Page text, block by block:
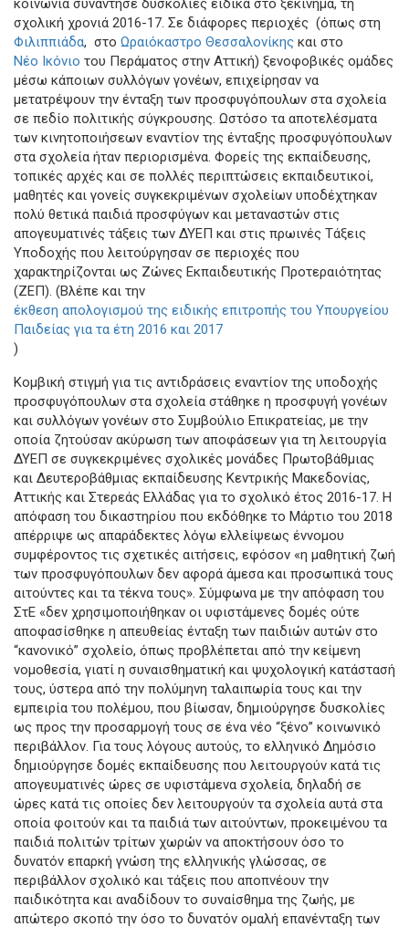
κοινωνία συνάντησε δυσκολίες ειδικά στο ξεκίνημα, τη
σχολική χρονιά 2016-17. Σε διάφορες περιοχές (όπως στη
Φιλιππιάδα, στο Ωραιόκαστρο Θεσσαλονίκης και στο
Νέο Ικόνιο του Περάματος στην Αττική) ξενοφοβικές ομάδες
μέσω κάποιων συλλόγων γονέων, επιχείρησαν να
μετατρέψουν την ένταξη των προσφυγόπουλων στα σχολεία
σε πεδίο πολιτικής σύγκρουσης. Ωστόσο τα αποτελέσματα
των κινητοποιήσεων εναντίον της ένταξης προσφυγόπουλων
στα σχολεία ήταν περιορισμένα. Φορείς της εκπαίδευσης,
τοπικές αρχές και σε πολλές περιπτώσεις εκπαιδευτικοί,
μαθητές και γονείς συγκεκριμένων σχολείων υποδέχτηκαν
πολύ θετικά παιδιά προσφύγων και μεταναστών στις
απογευματινές τάξεις των ΔΥΕΠ και στις πρωινές Τάξεις
Υποδοχής που λειτούργησαν σε περιοχές που
χαρακτηρίζονται ως Ζώνες Εκπαιδευτικής Προτεραιότητας
(ΖΕΠ). (Βλέπε και την
έκθεση απολογισμού της ειδικής επιτροπής του Υπουργείου
Παιδείας για τα έτη 2016 και 2017
)
Κομβική στιγμή για τις αντιδράσεις εναντίον της υποδοχής
προσφυγόπουλων στα σχολεία στάθηκε η προσφυγή γονέων
και συλλόγων γονέων στο Συμβούλιο Επικρατείας, με την
οποία ζητούσαν ακύρωση των αποφάσεων για τη λειτουργία
ΔΥΕΠ σε συγκεκριμένες σχολικές μονάδες Πρωτοβάθμιας
και Δευτεροβάθμιας εκπαίδευσης Κεντρικής Μακεδονίας,
Αττικής και Στερεάς Ελλάδας για το σχολικό έτος 2016-17. Η
απόφαση του δικαστηρίου που εκδόθηκε το Μάρτιο του 2018
απέρριψε ως απαράδεκτες λόγω ελλείψεως έννομου
συμφέροντος τις σχετικές αιτήσεις, εφόσον «η μαθητική ζωή
των προσφυγόπουλων δεν αφορά άμεσα και προσωπικά τους
αιτούντες και τα τέκνα τους». Σύμφωνα με την απόφαση του
ΣτΕ «δεν χρησιμοποιήθηκαν οι υφιστάμενες δομές ούτε
αποφασίσθηκε η απευθείας ένταξη των παιδιών αυτών στο
“κανονικό” σχολείο, όπως προβλέπεται από την κείμενη
νομοθεσία, γιατί η συναισθηματική και ψυχολογική κατάστασή
τους, ύστερα από την πολύμηνη ταλαιπωρία τους και την
εμπειρία του πολέμου, που βίωσαν, δημιούργησε δυσκολίες
ως προς την προσαρμογή τους σε ένα νέο “ξένο” κοινωνικό
περιβάλλον. Για τους λόγους αυτούς, το ελληνικό Δημόσιο
δημιούργησε δομές εκπαίδευσης που λειτουργούν κατά τις
απογευματινές ώρες σε υφιστάμενα σχολεία, δηλαδή σε
ώρες κατά τις οποίες δεν λειτουργούν τα σχολεία αυτά στα
οποία φοιτούν και τα παιδιά των αιτούντων, προκειμένου τα
παιδιά πολιτών τρίτων χωρών να αποκτήσουν όσο το
δυνατόν επαρκή γνώση της ελληνικής γλώσσας, σε
περιβάλλον σχολικό και τάξεις που αποπνέουν την
παιδικότητα και αναδίδουν το συναίσθημα της ζωής, με
απώτερο σκοπό την όσο το δυνατόν ομαλή επανένταξη των